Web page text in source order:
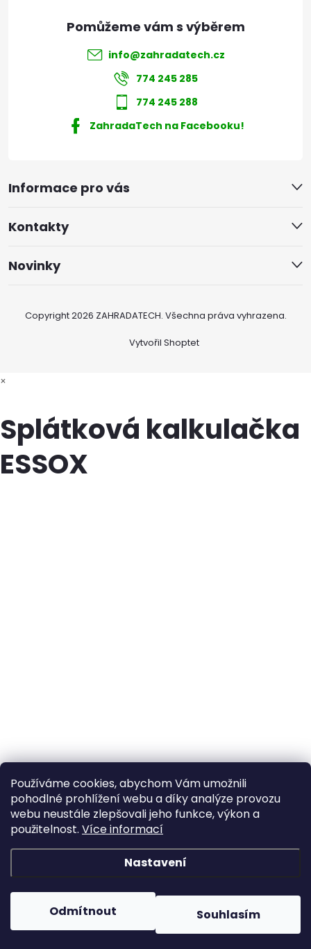
Používáme cookies, abychom Vám umožnili
pohodlné prohlížení webu a díky analýze provozu
webu neustále zlepšovali jeho funkce, výkon a
použitelnost. Více informací
Nastavení
Odmítnout Souhlasím
Informace pro vás
Kontakty
Novinky
info@zahradatech.cz
774 245 285
774 245 288
ZahradaTech na Facebooku!
Vytvořil Shoptet
Copyright 2026 ZAHRADATECH. Všechna práva vyhrazena.
×
Splátková kalkulačka
ESSOX